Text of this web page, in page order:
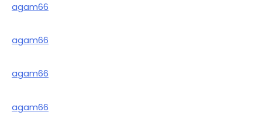
agam66
agam66
agam66
agam66